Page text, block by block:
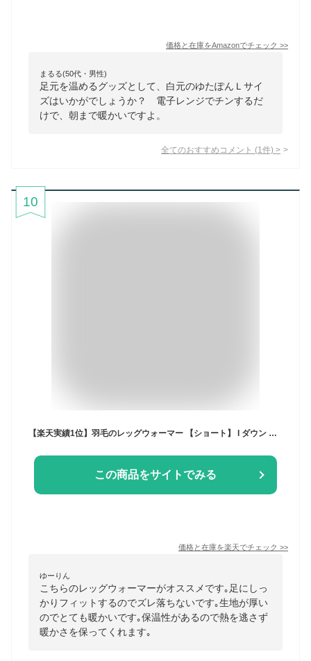
価格と在庫をAmazonでチェック >>
まるる(50代・男性)
足元を温めるグッズとして、白元のゆたぽんＬサイ
ズはいかがでしょうか？ 電子レンジでチンするだ
けで、朝まで暖かいですよ。
全てのおすすめコメント (1 件) >
10
【楽天実績1位】羽毛のレッグウォーマー 【ショート】 l ダウン レディース メンズ 羽毛 冬用 しめつけない 調整 睡眠 ギフト プレゼント 贈り物 レッグ ウォーマー 足首 着脱 簡単 マジックテープ 足 冷え 温める 暖かグッズ 足首ウォーマー ふくらはぎ 足元 温める グッズ
この商品をサイトでみる
価格と在庫を楽天でチェック >>
ゆーりん
こちらのレッグウォーマーがオススメです｡足にしっ
かりフィットするのでズレ落ちないです｡生地が厚い
のでとても暖かいです｡保温性があるので熱を逃さず
暖かさを保ってくれます｡